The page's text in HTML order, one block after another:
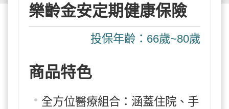
樂齡金安定期健康保險
投保年齡：66歲~80歲
商品特色
全方位醫療組合：涵蓋住院、手